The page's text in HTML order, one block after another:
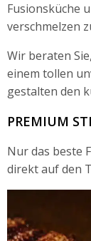
Fusionsküche
verschmelzen
Wir beraten
einem tollen
gestalten den
PREMIUM
Nur das beste
direkt auf den